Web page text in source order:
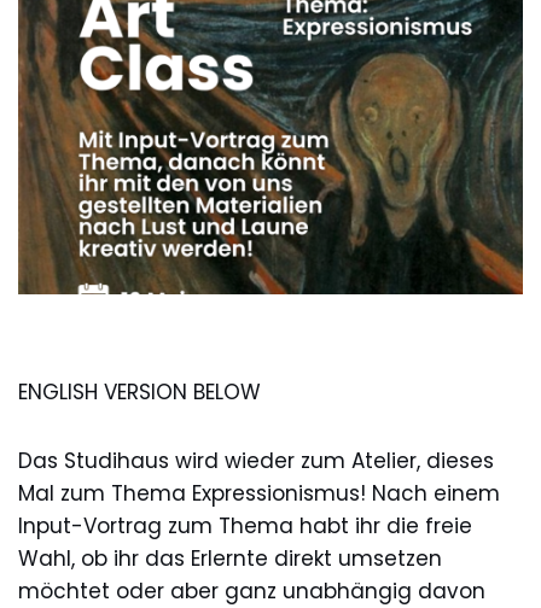
ENGLISH VERSION BELOW
Das Studihaus wird wieder zum Atelier, dieses
Mal zum Thema Expressionismus! Nach einem
Input-Vortrag zum Thema habt ihr die freie
Wahl, ob ihr das Erlernte direkt umsetzen
möchtet oder aber ganz unabhängig davon